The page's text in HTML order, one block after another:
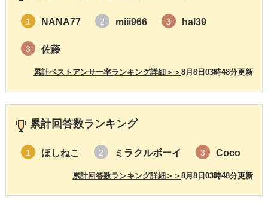
1 NANA77 2 miii966 3 hal39
3 佐藤
8月8日03時48分更新
累計ベストアンサー率ランキング詳細＞＞
累計回答数ランキング
1 ほしねこ 2 ミラクルボーイ 3 Coco
8月8日03時48分更新
累計回答数ランキング詳細＞＞